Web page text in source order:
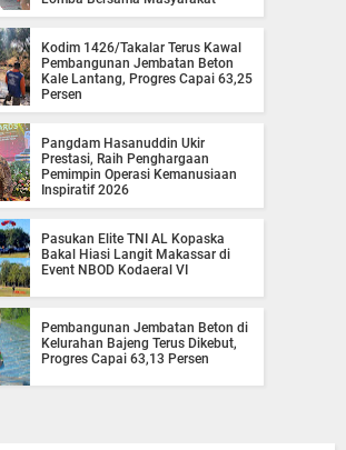
Kodim 1426/Takalar Terus Kawal
Pembangunan Jembatan Beton
Kale Lantang, Progres Capai 63,25
Persen
Pangdam Hasanuddin Ukir
Prestasi, Raih Penghargaan
Pemimpin Operasi Kemanusiaan
Inspiratif 2026
Pasukan Elite TNI AL Kopaska
Bakal Hiasi Langit Makassar di
Event NBOD Kodaeral VI
Pembangunan Jembatan Beton di
Kelurahan Bajeng Terus Dikebut,
Progres Capai 63,13 Persen